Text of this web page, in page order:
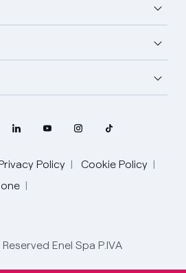
Policy
Cookie Policy
Enel Spa P.IVA